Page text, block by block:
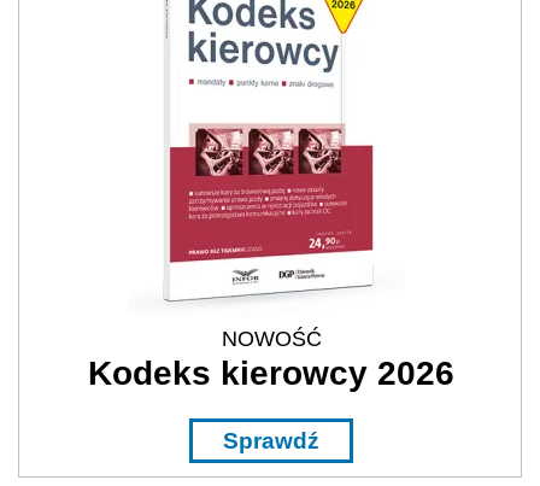
NOWOŚĆ
Kodeks kierowcy 2026
Sprawdź